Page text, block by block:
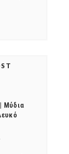
Μύδια